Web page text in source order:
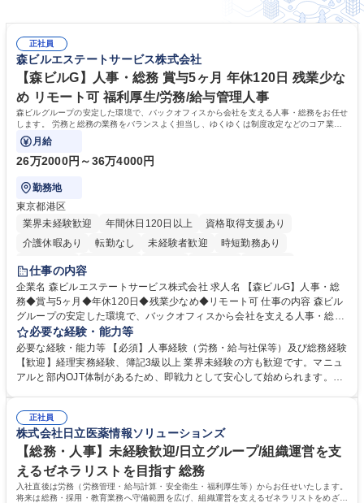
正社員
森ビルエステートサービス株式会社
【森ビルG】人事・総務 賞与5ヶ月 年休120日 残業少な
め リモート可 福利厚生/労務/給与管理人事
森ビルグループの安定した環境で、バックオフィスから会社を支える人事・総務をお任せ
します。 労務と総務の業務をバランスよく担当し、ゆくゆくは制度改定などのコア業務
にも挑戦できる、やりがいある環境です。
月給
26万2000円～36万4000円
勤務地
東京都港区
業界未経験歓迎
年間休日120日以上
資格取得支援あり
介護休暇あり
転勤なし 未経験者歓迎
時短勤務あり
経験者歓迎
完全週休2日制
交通費支給 長期歓迎 駅近5分以内 土日祝休み
仕事の内容
企業名 森ビルエステートサービス株式会社 求人名 【森ビルG】人事・総
務◆賞与5ヶ月◆年休120日◆残業少なめ◆リモート可 仕事の内容 森ビル
グループの安定した環境で、バックオフィスから会社を支える人事・総務
をお任せします。 労務と総務の業務をバランスよく担当し、ゆくゆくは制
度改定などのコア業務にも挑戦できる、やりがいある環境です。 ■勤怠管
理、給与計算、社会保険手続き、年末調整等の労務管理全般 ■入退社手続
き、社内規定の改定や人事制度改定などのコア業務 ■社内イベントの企画
でも質問・相談できる環境が整っているため、安心して成長できます。 募
集職種 【森ビルG】人事・総務◆賞与5ヶ月◆年休120日◆残業少なめ◆
リモート可
必要な経験・能力等
必要な経験・能力等 【必須】人事経験（労務・給与社保等）及び総務経験
【歓迎】経理実務経験、簿記3級以上 業界未経験の方も歓迎です。マニュ
アルと部内OJT体制があるため、即戦力として安心して始められます。
務に挑戦できるため、自身の成長と組織への貢献度をダイレクトに実感で
きます。 残業少なめ、週1日リモート可など、ワークライフバランスを保
ち長期活躍できる環境です。 「これまでの幅広い経験を活かし、長期的な
キャリアを築きたい」という前向きな意欲と挑戦を全力で応援します。 学
歴・資格 学歴：大学院 大学 高専 短大 専修学校 高校 語学力： 資格：日商
簿記検定1級 日商簿記検定2級 日商簿記検定3級
正社員
株式会社日立医薬情報ソリューションズ
【総務・人事】未経験歓迎/日立グループ/組織運営を支
えるゼネラリストを目指す 総務
入社直後は労務（労務管理・給与計算・安全衛生・福利厚生等）からお任せいたします。
将来は総務・採用・教育業務へ守備範囲を広げ、組織運営を支えるゼネラリストをめざせ